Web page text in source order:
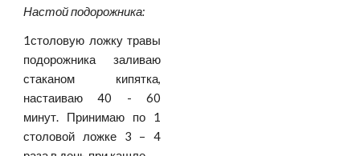
Настой подорожника:
1столовую ложку травы
подорожника заливаю
стаканом кипятка,
настаиваю 40 - 60
минут. Принимаю по 1
столовой ложке 3 – 4